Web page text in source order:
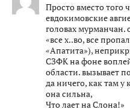
Просто вместо того
евдокимовские
головах мурманчан.
«все х..во, все
«Апатита»),
СЗФК на фоне
области. вызывает
да ничего, как там у
она сильна,
Что лает на Слона!»